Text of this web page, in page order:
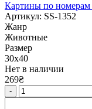
Картины по номерам
Артикул: SS-1352
Жанр
Животные
Размер
30х40
Нет в наличии
269₴
-